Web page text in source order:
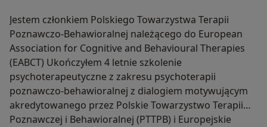
Jestem członkiem Polskiego Towarzystwa Terapii
Poznawczo-Behawioralnej należącego do European
Association for Cognitive and Behavioural Therapies
(EABCT) Ukończyłem 4 letnie szkolenie
psychoterapeutyczne z zakresu psychoterapii
poznawczo-behawioralnej z dialogiem motywującym
akredytowanego przez Polskie Towarzystwo Terapii
Poznawczej i Behawioralnej (PTTPB) i Europejskie